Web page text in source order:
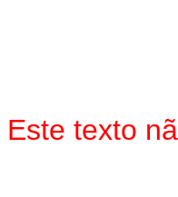
Este texto